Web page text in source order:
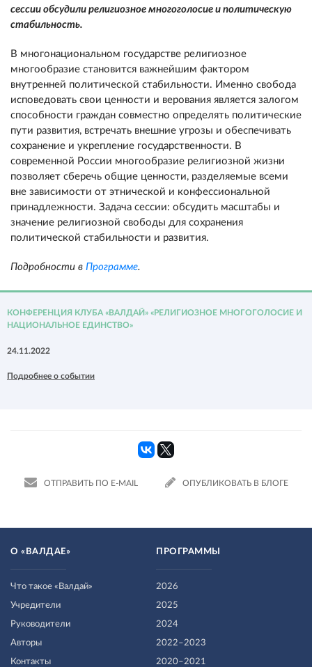
сессии обсудили религиозное многоголосие и политическую
стабильность.
В многонациональном государстве религиозное
многообразие становится важнейшим фактором
внутренней политической стабильности. Именно свобода
исповедовать свои ценности и верования является залогом
способности граждан совместно определять политические
пути развития, встречать внешние угрозы и обеспечивать
сохранение и укрепление государственности. В
современной России многообразие религиозной жизни
позволяет сберечь общие ценности, разделяемые всеми
вне зависимости от этнической и конфессиональной
принадлежности. Задача сессии: обсудить масштабы и
значение религиозной свободы для сохранения
политической стабильности и развития.
Подробности в Программе.
КОНФЕРЕНЦИЯ КЛУБА «ВАЛДАЙ» «РЕЛИГИОЗНОЕ МНОГОГОЛОСИЕ И
НАЦИОНАЛЬНОЕ ЕДИНСТВО»
24.11.2022
Подробнее о событии
ОТПРАВИТЬ ПО E-MAIL ОПУБЛИКОВАТЬ В БЛОГЕ
О «ВАЛДАЕ»
Что такое «Валдай»
Учредители
Руководители
Авторы
Контакты
ПРОГРАММЫ
2026
2025
2024
2022–2023
2020–2021